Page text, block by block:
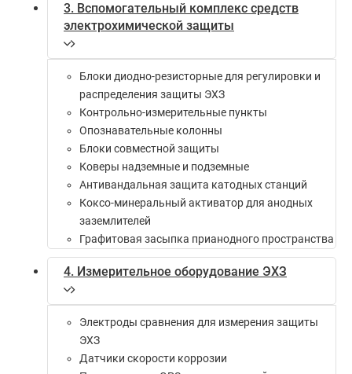
3. Вспомогательный комплекс средств
электрохимической защиты
Блоки диодно-резисторные для регулировки и
распределения защиты ЭХЗ
Контрольно-измерительные пункты
Опознавательные колонны
Блоки совместной защиты
Коверы надземные и подземные
Антивандальная защита катодных станций
Коксо-минеральный активатор для анодных
заземлителей
Графитовая засыпка прианодного пространства
4. Измерительное оборудование ЭХЗ
Электроды сравнения для измерения защиты
ЭХЗ
Датчики скорости коррозии